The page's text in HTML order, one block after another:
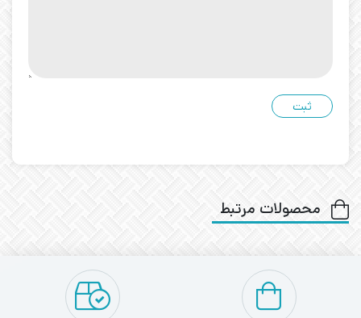
محصولات مرتبط